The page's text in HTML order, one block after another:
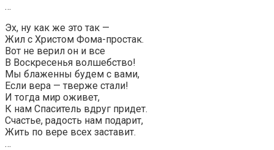
…
Эх, ну как же это так —
Жил с Христом Фома-простак.
Вот не верил он и все
В Воскресенья волшебство!
Мы блаженны будем с вами,
Если вера — тверже стали!
И тогда мир оживет,
К нам Спаситель вдруг придет.
Счастье, радость нам подарит,
Жить по вере всех заставит.
…